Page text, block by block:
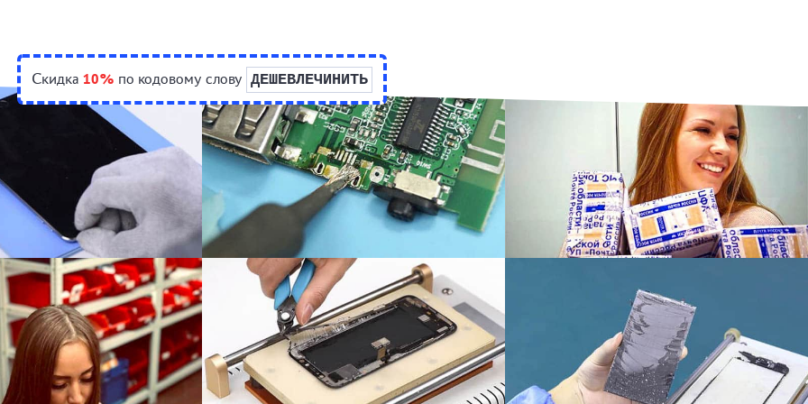
Скидка 10% по кодовому слову ДЕШЕВЛЕЧИНИТЬ